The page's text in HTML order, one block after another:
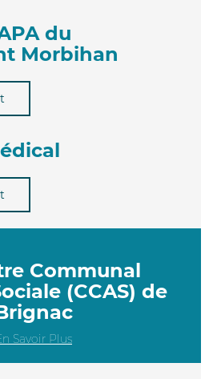
du
Morbihan
Communal
(CCAS) de
Savoir Plus